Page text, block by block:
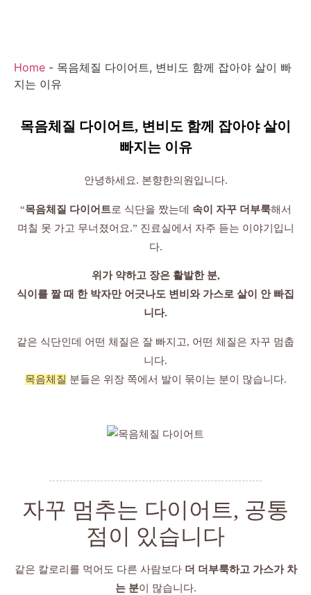
Home - 목음체질 다이어트, 변비도 함께 잡아야 살이 빠
지는 이유
목음체질 다이어트, 변비도 함께 잡아야 살이
빠지는 이유
안녕하세요. 본향한의원입니다.
“목음체질 다이어트로 식단을 짰는데 속이 자꾸 더부룩해서
며칠 못 가고 무너졌어요.” 진료실에서 자주 듣는 이야기입니
다.
위가 약하고 장은 활발한 분,
식이를 짤 때 한 박자만 어긋나도 변비와 가스로 살이 안 빠집
니다.
같은 식단인데 어떤 체질은 잘 빠지고, 어떤 체질은 자꾸 멈춥
니다.
목음체질 분들은 위장 쪽에서 발이 묶이는 분이 많습니다.
자꾸 멈추는 다이어트, 공통
점이 있습니다
같은 칼로리를 먹어도 다른 사람보다 더 더부룩하고 가스가 차
는 분이 많습니다.